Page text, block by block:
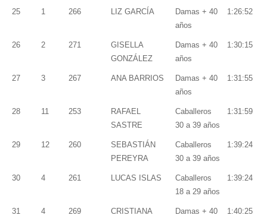
25 1 266 LIZ GARCÍA
Damas + 40
años
1:26:52
26 2 271
GISELLA
GONZÁLEZ
Damas + 40
años
1:30:15
27 3 267 ANA BARRIOS
Damas + 40
años
1:31:55
28 11 253
RAFAEL
SASTRE
Caballeros
30 a 39 años
1:31:59
29 12 260
SEBASTIÁN
PEREYRA
Caballeros
30 a 39 años
1:39:24
30 4 261 LUCAS ISLAS
Caballeros
18 a 29 años
1:39:24
31 4 269
CRISTIANA
Damas + 40
1:40:25